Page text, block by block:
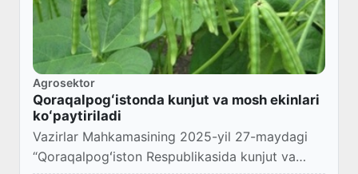
Agrosektor
Qoraqalpogʻistonda kunjut va mosh ekinlari
koʻpaytiriladi
Vazirlar Mahkamasining 2025-yil 27-maydagi
“Qoraqalpogʻiston Respublikasida kunjut va